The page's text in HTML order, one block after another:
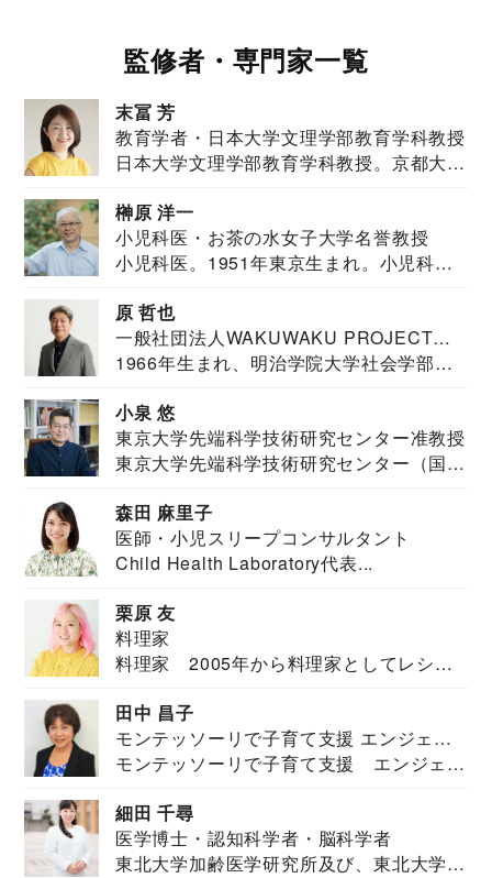
監修者・専門家一覧
末冨 芳
教育学者・日本大学文理学部教育学科教授
日本大学文理学部教育学科教授。京都大学
榊原 洋一
小児科医・お茶の水女子大学名誉教授
小児科医。1951年東京生まれ。小児科
原 哲也
一般社団法人WAKUWAKU PROJECT
JAPAN代表・言語聴覚士・社会福祉士
1966年生まれ、明治学院大学社会学部福
小泉 悠
東京大学先端科学技術研究センター准教授
東京大学先端科学技術研究センター（国際
森田 麻里子
医師・小児スリープコンサルタント
Child Health Laboratory代表...
栗原 友
料理家
料理家 2005年から料理家としてレシピ
田中 昌子
モンテッソーリで子育て支援 エンジェル
ズハウス研究所所長
モンテッソーリで子育て支援 エンジェル
細田 千尋
医学博士・認知科学者・脳科学者
東北大学加齢医学研究所及び、東北大学大